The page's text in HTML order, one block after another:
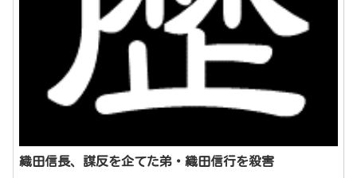
織田信長、謀反を企てた弟・織田信行を殺害